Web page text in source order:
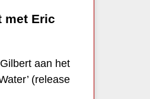
met Eric
aan het
(release